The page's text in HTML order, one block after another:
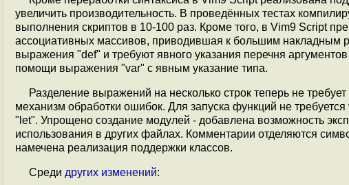
увеличить производительность. В проведённых тестах
выполнения скриптов в 10-100 раз. Кроме того, в Vim9 Script
ассоциативных массивов, приводившая к большим накладным
выражения "def" и требуют явного указания перечня
помощи выражения "var" с явным указание типа.
Разделение выражений на несколько строк теперь не
механизм обработки ошибок. Для запуска функций не
"let". Упрощено создание модулей - добавлена возможность
использования в других файлах. Комментарии отделяются
намечена реализация поддержки классов.
Среди других изменений: